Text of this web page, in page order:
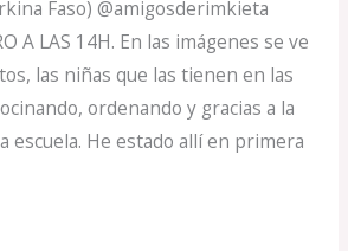
Faso) @amigosderimkieta
A LAS 14H. En las imágenes se ve
las niñas que las tienen en las
ordenando y gracias a la
escuela. He estado allí en primera